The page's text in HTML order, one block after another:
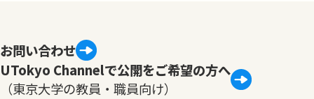
お問い合わせ
UTokyo Channelで公開をご希望の方へ
（東京大学の教員・職員向け）